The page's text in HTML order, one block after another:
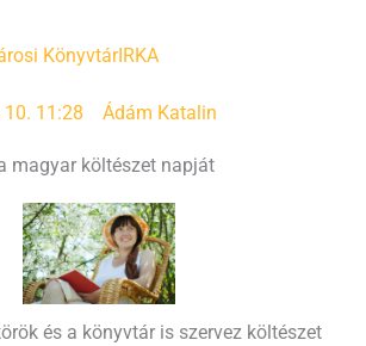
KönyvtárIRKA
11:28 Ádám Katalin
magyar költészet napját
és a könyvtár is szervez költészet